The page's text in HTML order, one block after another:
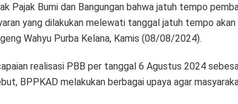
Pajak Bumi dan Bangungan bahwa jatuh tempo
yang dilakukan melewati tanggal jatuh tempo akan
Wahyu Purba Kelana, Kamis (08/08/2024).
realisasi PBB per tanggal 6 Agustus 2024
BPPKAD melakukan berbagai upaya agar